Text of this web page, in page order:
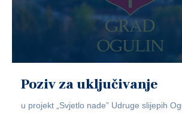
Poziv za uključivanje
u projekt „Svjetlo nade” Udruge slijepih